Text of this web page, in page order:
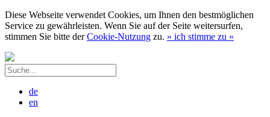
Diese Webseite verwendet Cookies, um Ihnen den bestmöglichen
Service zu gewährleisten. Wenn Sie auf der Seite weitersurfen,
stimmen Sie bitte derCookie-Nutzung zu. » ich stimme zu «
de
en